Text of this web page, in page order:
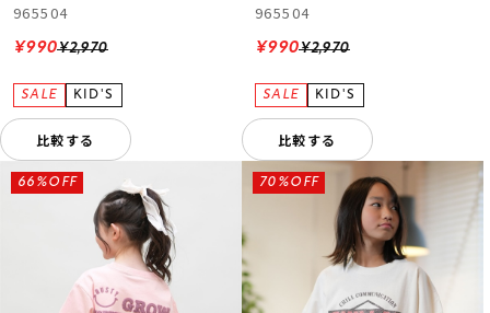
965504
¥2,970
¥990
比較する
965504
¥2,970
¥990
比較する
66%OFF 70%OFF